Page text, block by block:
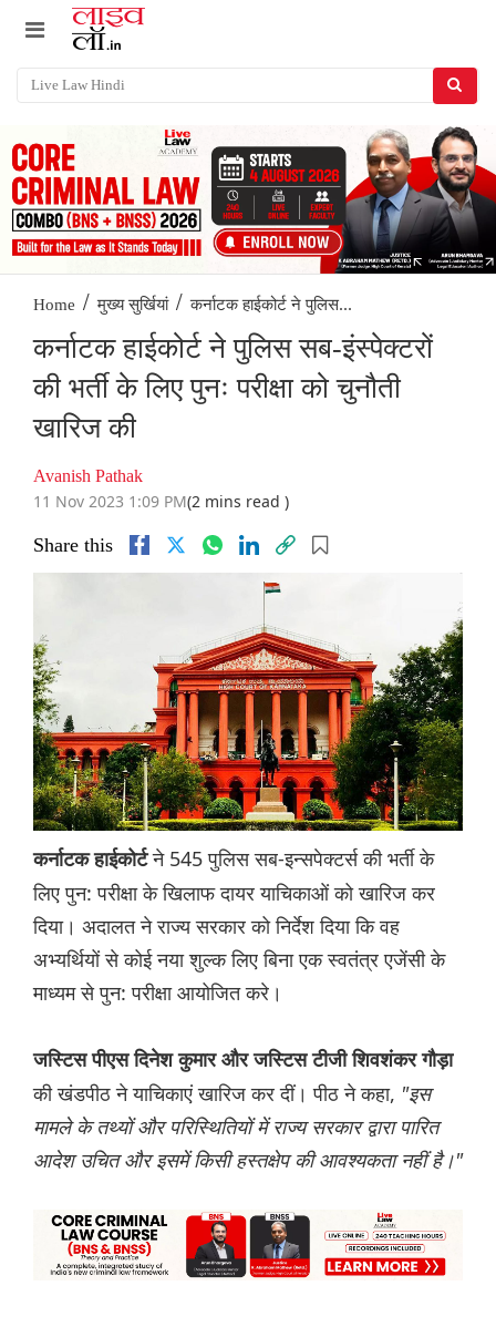
Home / मुख्य सुर्खियां / कर्नाटक हाईकोर्ट ने पुलिस...
कर्नाटक हाईकोर्ट ने पुलिस सब-इंस्पेक्टरों
की भर्ती के लिए पुनः परीक्षा को चुनौती
खारिज की
Avanish Pathak
11 Nov 2023 1:09 PM(2 mins read )
Share this
कर्नाटक हाईकोर्टने 545 पुलिस सब-इन्सपेक्टर्स की भर्ती के
लिए पुन: परीक्षा के खिलाफ दायर याचिकाओं को खारिज कर
दिया। अदालत ने राज्य सरकार को निर्देश दिया कि वह
अभ्यर्थियों से कोई नया शुल्क लिए बिना एक स्वतंत्र एजेंसी के
माध्यम से पुन: परीक्षा आयोजित करे।
जस्टिस पीएस दिनेश कुमार और जस्टिस टीजी शिवशंकर गौड़ा
की खंडपीठ ने याचिकाएं खारिज कर दीं। पीठ ने कहा, "इस
मामले के तथ्यों और परिस्थितियों में राज्य सरकार द्वारा पारित
आदेश उचित और इसमें किसी हस्तक्षेप की आवश्यकता नहीं है।"